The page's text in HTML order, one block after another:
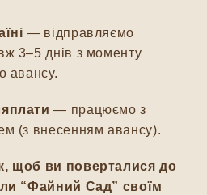
— відправляємо
3–5 днів з моменту
авансу.
— працюємо з
(з внесенням авансу).
щоб ви поверталися до
“Файний Сад” своїм